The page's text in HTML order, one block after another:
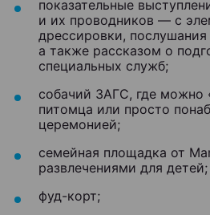
показательные
и их проводников — с
дрессировки,
а также рассказом о
специальных служб;
собачий ЗАГС, где можно
питомца или просто
церемонией;
семейная площадка от
развлечениями для детей;
фуд-корт;